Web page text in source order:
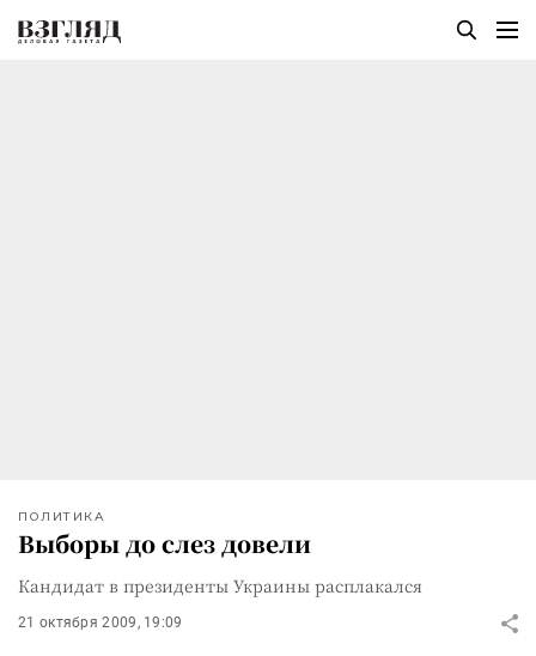
ПОЛИТИКА
Выборы до слез довели
Кандидат в президенты Украины расплакался
21 октября 2009, 19:09